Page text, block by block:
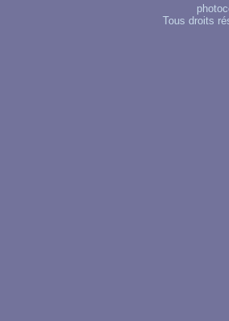
Tous droits